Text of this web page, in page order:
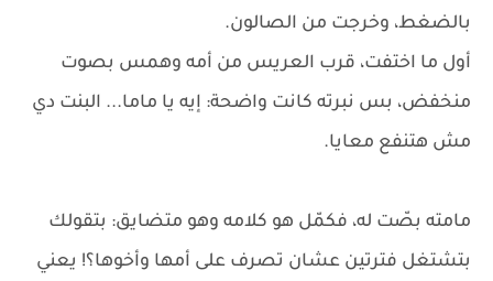
بالضغط، وخرجت من الصالون.
أول ما اختفت، قرب العريس من أمه وهمس بصوت
منخفض، بس نبرته كانت واضحة: إيه يا ماما... البنت دي
مش هتنفع معايا.
مامته بصّت له، فكمّل هو كلامه وهو متضايق: بتقولك
بتشتغل فترتين عشان تصرف على أمها وأخوها؟! يعني